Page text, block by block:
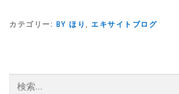
カテゴリー: BY ほり , エキサイトブログ
索: